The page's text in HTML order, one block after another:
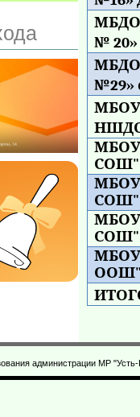
№ 20»
№29»
МБОУ
СОШ"
МБОУ
СОШ"
МБОУ
СОШ"
администрации МР